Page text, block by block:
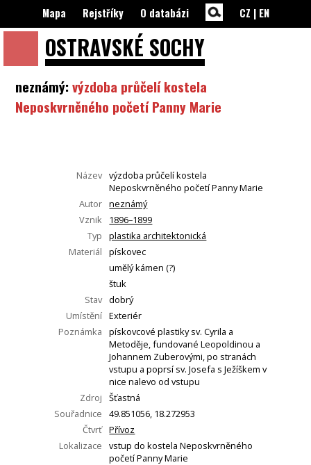
OSTRAVSKÉ SOCHY
Mapa Rejstříky O databázi CZ | EN
neznámý:výzdoba průčelí kostela
Neposkvrněného početí Panny Marie
Název výzdoba průčelí kostela
Neposkvrněného početí Panny Marie
Autor neznámý
Vznik
1896–1899
Typ
plastika architektonická
Materiál
pískovec
umělý kámen (?)
štuk
Stav dobrý
Umístění Exteriér
Poznámka
pískovcové plastiky sv. Cyrila a
Metoděje, fundované Leopoldinou a
Johannem Zuberovými, po stranách
vstupu a poprsí sv. Josefa s Ježíškem v
nice nalevo od vstupu
Zdroj
Šťastná
Souřadnice
49.851056, 18.272953
Čtvrť Přívoz
Lokalizace
vstup do kostela Neposkvrněného
početí Panny Marie